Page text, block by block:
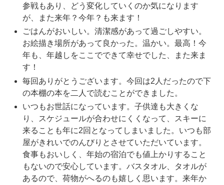
参戦もあり、どう変化していくのか気になります
が、また来年？今年？も来ます！
ごはんがおいしい。清潔感があって過ごしやすい。
お絵描き場所があって良かった。温かい。最高！今
年も、年越しをここでできて幸せでした、また来ま
す！
毎回ありがとうございます。今回は2人だったので下
の本棚の本を二人で読むことができました。
いつもお世話になっています。子供達も大きくな
り、スケジュールが合わせにくくなって、スキーに
来ることも年に2回となってしまいました。いつも部
屋がきれいでのんびりとさせていただいています。
食事もおいしく、年始の宿泊でも値上かりすること
もないので安心しています。バスタオル、タオルが
あるので、荷物がへるのも嬉しく思います。来年か